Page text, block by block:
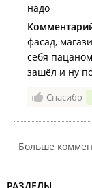
надо
фасад,
себя
зашёл и ну
Спасибо
Больше